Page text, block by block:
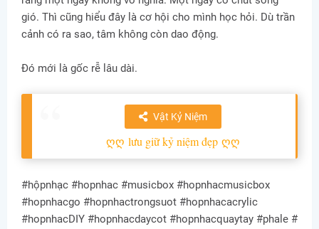
gió. Thì cũng hiểu đây là cơ hội cho mình học hỏi. Dù trần
cảnh có ra sao, tâm không còn dao động.
Đó mới là gốc rễ lâu dài.
Vật Kỷ Niệm
ღღ lưu giữ kỷ niệm đẹp ღღ
#hộpnhạc #hopnhac #musicbox #hopnhacmusicbox
#hopnhacgo #hopnhactrongsuot #hopnhacacrylic
#hopnhacDIY #hopnhacdaycot #hopnhacquaytay #phale #